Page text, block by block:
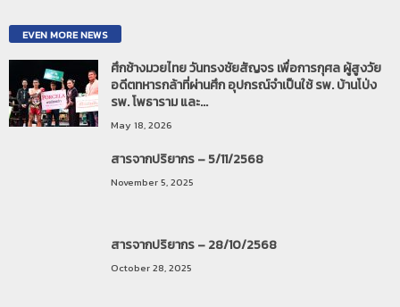
EVEN MORE NEWS
ศึกช้างมวยไทย วันทรงชัยสัญจร เพื่อการกุศล ผู้สูงวัย
อดีตทหารกล้าที่ผ่านศึก อุปกรณ์จำเป็นใช้ รพ. บ้านโป่ง
รพ. โพธาราม และ...
May 18, 2026
สารจากปริยากร – 5/11/2568
November 5, 2025
สารจากปริยากร – 28/10/2568
October 28, 2025